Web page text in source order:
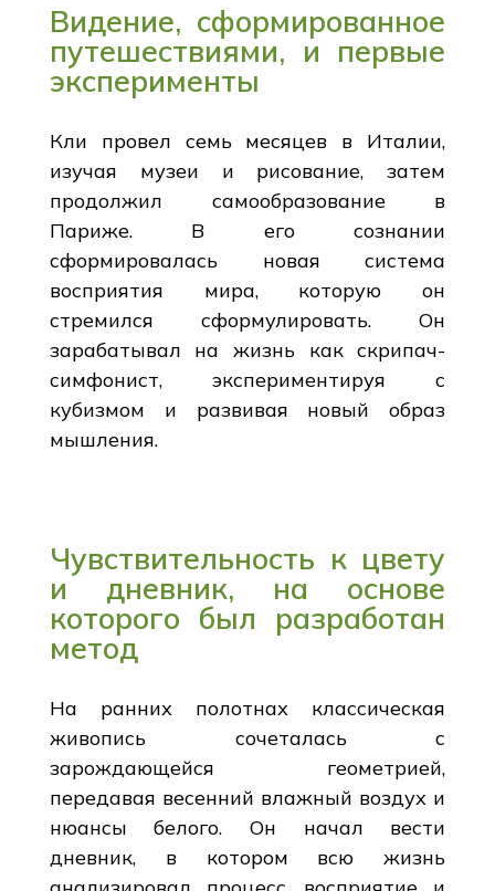
Видение, сформированное
путешествиями, и первые
эксперименты
Кли провел семь месяцев в Италии,
изучая музеи и рисование, затем
продолжил самообразование в
Париже. В его сознании
сформировалась новая система
восприятия мира, которую он
стремился сформулировать. Он
зарабатывал на жизнь как скрипач-
симфонист, экспериментируя с
кубизмом и развивая новый образ
мышления.
Чувствительность к цвету
и дневник, на основе
которого был разработан
метод
На ранних полотнах классическая
живопись сочеталась с
зарождающейся геометрией,
передавая весенний влажный воздух и
нюансы белого. Он начал вести
дневник, в котором всю жизнь